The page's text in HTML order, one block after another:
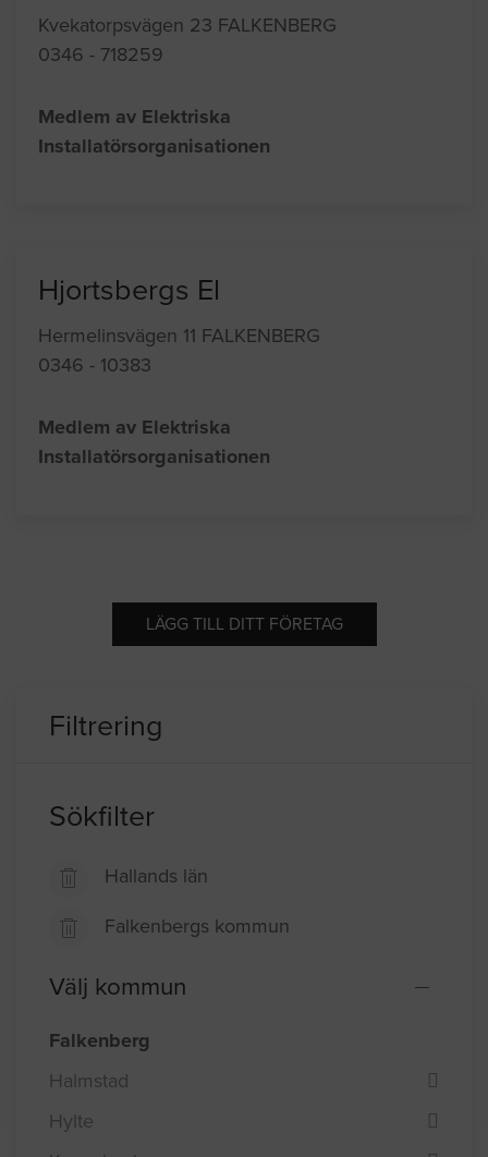
Kvekatorpsvägen 23 FALKENBERG
0346 - 718259
Medlem av Elektriska
Installatörsorganisationen
Hjortsbergs El
Hermelinsvägen 11 FALKENBERG
0346 - 10383
Medlem av Elektriska
Installatörsorganisationen
LÄGG TILL DITT FÖRETAG
Filtrering
Sökfilter
Hallands län
Falkenbergs kommun
Välj kommun
Falkenberg
Halmstad
Hylte